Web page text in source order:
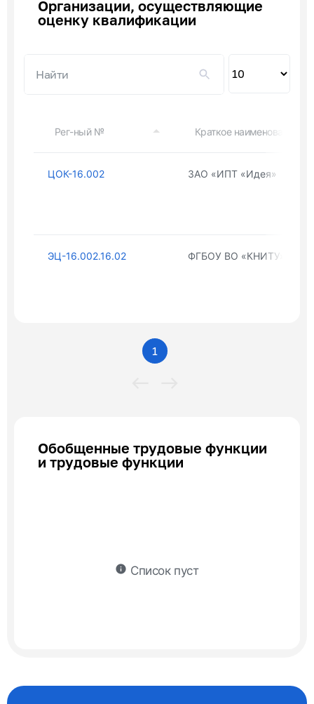
Организации, осуществляющие
оценку квалификации
Рег-ный № Краткое наименование
ЦОК-16.002 ЗАО «ИПТ «Идея»
ЭЦ-16.002.16.02 ФГБОУ ВО «КНИТУ»
1
Обобщенные трудовые функции
и трудовые функции
info Список пуст